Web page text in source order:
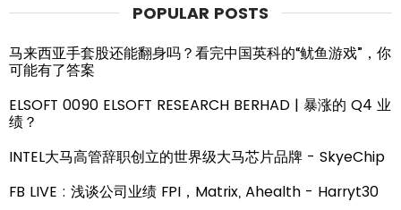
POPULAR POSTS
马来西亚手套股还能翻身吗？看完中国英科的“鱿鱼游戏”，你
可能有了答案
ELSOFT 0090 ELSOFT RESEARCH BERHAD | 暴涨的 Q4 业
绩？
INTEL大马高管辞职创立的世界级大马芯片品牌 - SkyeChip
FB LIVE : 浅谈公司业绩 FPI，Matrix, Ahealth - Harryt30